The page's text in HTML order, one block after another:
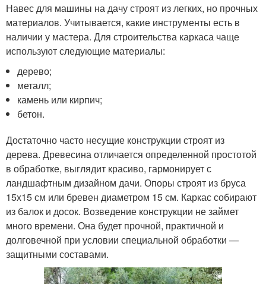
Навес для машины на дачу строят из легких, но прочных
материалов. Учитывается, какие инструменты есть в
наличии у мастера. Для строительства каркаса чаще
используют следующие материалы:
дерево;
металл;
камень или кирпич;
бетон.
Достаточно часто несущие конструкции строят из
дерева. Древесина отличается определенной простотой
в обработке, выглядит красиво, гармонирует с
ландшафтным дизайном дачи. Опоры строят из бруса
15х15 см или бревен диаметром 15 см. Каркас собирают
из балок и досок. Возведение конструкции не займет
много времени. Она будет прочной, практичной и
долговечной при условии специальной обработки —
защитными составами.